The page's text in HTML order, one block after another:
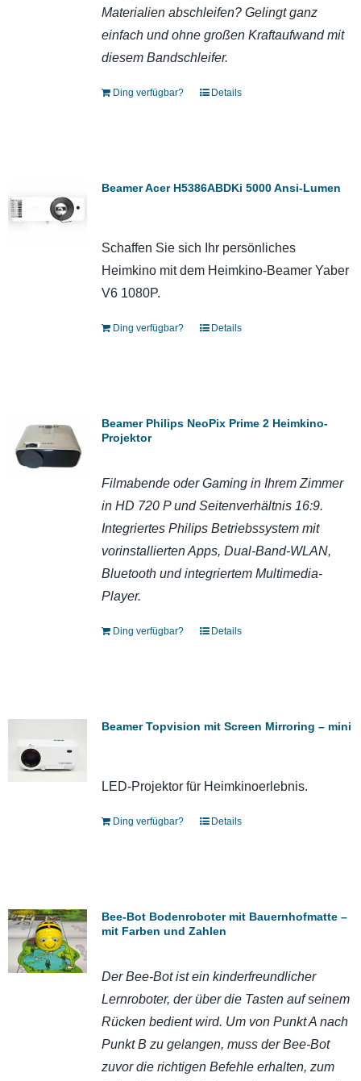
Materialien abschleifen? Gelingt ganz
einfach und ohne großen Kraftaufwand mit
diesem Bandschleifer.
Ding verfügbar? Details
Beamer Acer H5386ABDKi 5000 Ansi-Lumen
Schaffen Sie sich Ihr persönliches
Heimkino mit dem Heimkino-Beamer Yaber
V6 1080P.
Ding verfügbar? Details
Beamer Philips NeoPix Prime 2 Heimkino-
Projektor
Filmabende oder Gaming in Ihrem Zimmer
in HD 720 P und Seitenverhältnis 16:9.
Integriertes Philips Betriebssystem mit
vorinstallierten Apps, Dual-Band-WLAN,
Bluetooth und integriertem Multimedia-
Player.
Ding verfügbar? Details
Beamer Topvision mit Screen Mirroring – mini
LED-Projektor für Heimkinoerlebnis.
Ding verfügbar? Details
Bee-Bot Bodenroboter mit Bauernhofmatte –
mit Farben und Zahlen
Der Bee-Bot ist ein kinderfreundlicher
Lernroboter, der über die Tasten auf seinem
Rücken bedient wird. Um von Punkt A nach
Punkt B zu gelangen, muss der Bee-Bot
zuvor die richtigen Befehle erhalten, zum